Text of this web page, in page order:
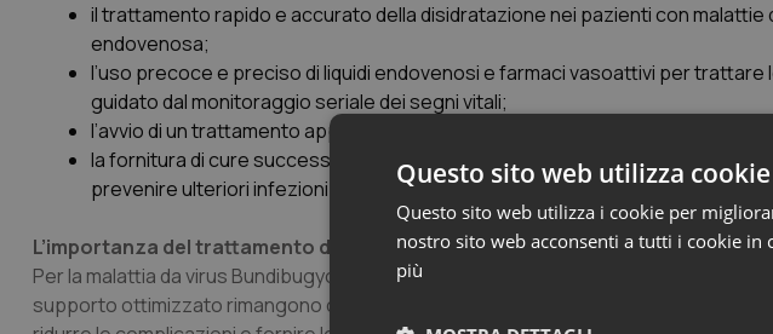
il trattamento rapido e accurato della disidratazione nei pazienti con
endovenosa;
l’uso precoce e preciso di liquidi endovenosi e farmaci vasoattivi per
guidato dal monitoraggio seriale dei segni vitali;
l’avvio di un trattamento appropriato con antibiotici in caso di infezioni
la fornitura di cure successive strutturate ai pazienti sopravvissuti alle
prevenire ulteriori infezioni legate alla persistenza virale.
L’importanza del trattamento di supporto
Per la malattia da virus Bundibugyo, come per altre malattie da filovirus, il
supporto ottimizzato rimangono componenti fondamentali dell’assistenza ai
Questo sito web utilizza cookie
Questo sito web utilizza i cookie per
nostro sito web acconsenti a tutti i cookie
più